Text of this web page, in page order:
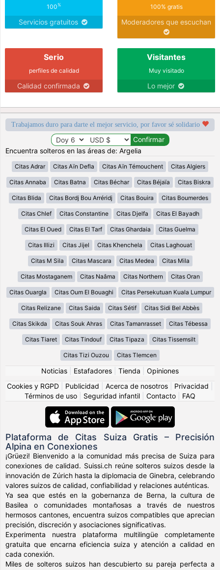
100%
Servicios gratuitos
100% gratis
Moderadores que escuchan
Serio
perfiles de calidad
Calidad confirmada
Visitantes
Muy visitado
Lo mejor
Trabajamos duro para darte el mejor servicio, por favor sé solidario
Encuentra solteros en las áreas de: Argelia
Citas Adrar Citas Aïn Defla Citas Aïn Témouchent Citas Algiers
Citas Annaba Citas Batna Citas Béchar Citas Béjaïa Citas Biskra
Citas Blida Citas Bordj Bou Arréridj Citas Bouira Citas Boumerdes
Citas Chlef Citas Constantine Citas Djelfa Citas El Bayadh
Citas El Oued Citas El Tarf Citas Ghardaia Citas Guelma
Citas Illizi Citas Jijel Citas Khenchela Citas Laghouat
Citas M Sila Citas Mascara Citas Medea Citas Mila
Citas Mostaganem Citas Naâma Citas Northern Citas Oran
Citas Ouargla Citas Oum El Bouaghi Citas Persekutuan Kuala Lumpur
Citas Relizane Citas Saida Citas Sétif Citas Sidi Bel Abbès
Citas Skikda Citas Souk Ahras Citas Tamanrasset Citas Tébessa
Citas Tiaret Citas Tindouf Citas Tipaza Citas Tissemsilt
Citas Tizi Ouzou Citas Tlemcen
Noticias Estafadores Tienda
Opiniones
Cookies y RGPD
Publicidad Acerca de nosotros Privacidad
Términos de uso
Seguridad infantil Contacto FAQ
Plataforma de Citas Suiza Gratis – Precisión
Alpina en Conexiones
¡Grüezi! Bienvenido a la comunidad más precisa de Suiza para
conexiones de calidad. Suissi.ch reúne solteros suizos desde la
innovación de Zúrich hasta la diplomacia de Ginebra, celebrando
valores suizos de calidad, confiabilidad y relaciones auténticas.
Ya sea que estés en la gobernanza de Berna, la cultura de
Basilea o comunidades montañosas a través de nuestros
hermosos cantones, encuentra suizos compatibles que aprecian
precisión, discreción y asociaciones significativas.
Experimenta nuestra plataforma multilingüe completamente
gratuita que encarna eficiencia suiza y atención a calidad en
cada conexión.
Miles de solteros suizos han descubierto su pareja perfecta a